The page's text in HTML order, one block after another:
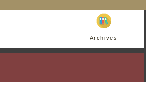
Archives